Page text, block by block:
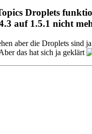
Droplets
auf 1.5.1 nicht
aber die Droplets sind
das hat sich ja geklärt